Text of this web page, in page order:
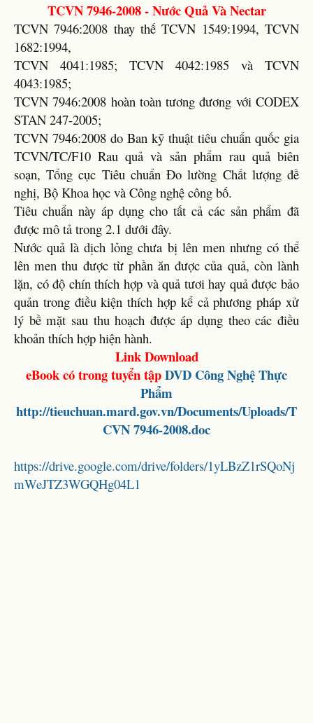
TCVN 7946-2008 - Nước Quả Và Nectar
TCVN 7946:2008 thay thế TCVN 1549:1994, TCVN
1682:1994,
TCVN 4041:1985; TCVN 4042:1985 và TCVN
4043:1985;
TCVN 7946:2008 hoàn toàn tương đương với CODEX
STAN 247-2005;
TCVN 7946:2008 do Ban kỹ thuật tiêu chuẩn quốc gia
TCVN/TC/F10 Rau quả và sản phẩm rau quả biên
soạn, Tổng cục Tiêu chuẩn Đo lường Chất lượng đề
nghị, Bộ Khoa học và Công nghệ công bố.
Tiêu chuẩn này áp dụng cho tất cả các sản phẩm đã
được mô tả trong 2.1 dưới đây.
Nước quả là dịch lỏng chưa bị lên men nhưng có thể
lên men thu được từ phần ăn được của quả, còn lành
lặn, có độ chín thích hợp và quả tươi hay quả được bảo
quản trong điều kiện thích hợp kể cả phương pháp xử
lý bề mặt sau thu hoạch được áp dụng theo các điều
khoản thích hợp hiện hành.
Link Download
eBook có trong tuyển tậpDVD Công Nghệ Thực
Phẩm
http://tieuchuan.mard.gov.vn/Documents/Uploads/T
CVN 7946-2008.doc
https://drive.google.com/drive/folders/1yLBzZ1rSQoNj
mWeJTZ3WGQHg04L1